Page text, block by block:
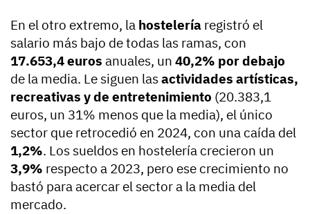
En el otro extremo, la hostelería registró el
salario más bajo de todas las ramas, con
17.653,4 euros anuales, un 40,2% por debajo
de la media. Le siguen lasactividades artísticas,
recreativas y de entretenimiento (20.383,1
euros, un 31% menos que la media), el único
sector que retrocedió en 2024, con una caída del
1,2%. Los sueldos en hostelería crecieron un
3,9% respecto a 2023, pero ese crecimiento no
bastó para acercar el sector a la media del
mercado.